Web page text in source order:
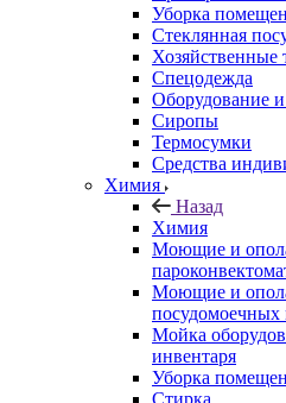
Уборка
Стеклянная
Хозяйственные
Спецодежда
Оборудование и
Сиропы
Термосумки
Средства
Химия
Назад
Химия
Моющие и
Моющие и
Мойка
инвентаря
Уборка
Стирка